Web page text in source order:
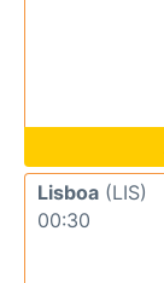
Lisboa (LIS)
00:30